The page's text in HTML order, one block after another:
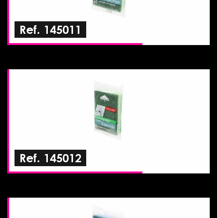
Ref. 145011
Ref. 145012